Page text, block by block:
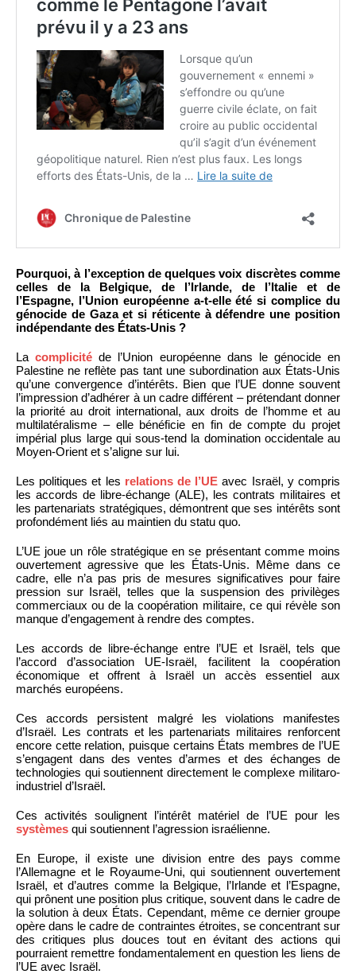
Pourquoi, à l’exception de quelques voix discrètes comme
celles de la Belgique, de l’Irlande, de l’Italie et de
l’Espagne, l’Union européenne a-t-elle été si complice du
génocide de Gaza et si réticente à défendre une position
indépendante des États-Unis ?
Lacomplicité de l’Union européenne dans le génocide en
Palestine ne reflète pas tant une subordination aux États-Unis
qu’une convergence d’intérêts. Bien que l’UE donne souvent
l’impression d’adhérer à un cadre différent – prétendant donner
la priorité au droit international, aux droits de l’homme et au
multilatéralisme – elle bénéficie en fin de compte du projet
impérial plus large qui sous-tend la domination occidentale au
Moyen-Orient et s’aligne sur lui.
Les politiques et les relations de l’UE avec Israël, y compris
les accords de libre-échange (ALE), les contrats militaires et
les partenariats stratégiques, démontrent que ses intérêts sont
profondément liés au maintien du statu quo.
L’UE joue un rôle stratégique en se présentant comme moins
ouvertement agressive que les États-Unis. Même dans ce
cadre, elle n’a pas pris de mesures significatives pour faire
pression sur Israël, telles que la suspension des privilèges
commerciaux ou de la coopération militaire, ce qui révèle son
manque d’engagement à rendre des comptes.
Les accords de libre-échange entre l’UE et Israël, tels que
l’accord d’association UE-Israël, facilitent la coopération
économique et offrent à Israël un accès essentiel aux
marchés européens.
Ces accords persistent malgré les violations manifestes
d’Israël. Les contrats et les partenariats militaires renforcent
encore cette relation, puisque certains États membres de l’UE
s’engagent dans des ventes d’armes et des échanges de
technologies qui soutiennent directement le complexe militaro-
industriel d’Israël.
Ces activités soulignent l’intérêt matériel de l’UE pour les
systèmes qui soutiennent l’agression israélienne.
En Europe, il existe une division entre des pays comme
l’Allemagne et le Royaume-Uni, qui soutiennent ouvertement
Israël, et d’autres comme la Belgique, l’Irlande et l’Espagne,
qui prônent une position plus critique, souvent dans le cadre de
la solution à deux États. Cependant, même ce dernier groupe
opère dans le cadre de contraintes étroites, se concentrant sur
des critiques plus douces tout en évitant des actions qui
pourraient remettre fondamentalement en question les liens de
l’UE avec Israël.